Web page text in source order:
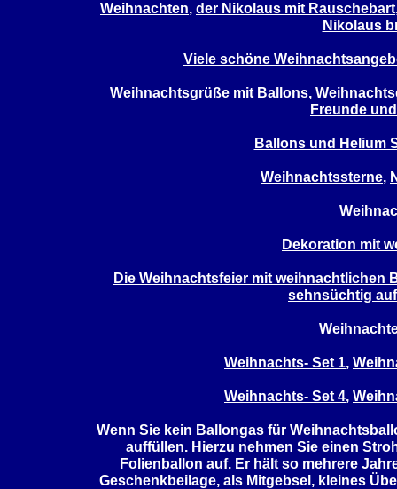
Weihnachten, der Nikolaus mit Rauschebart
Nikolaus
Viele schöne
Weihnachtsgrüße mit Ballons,
Freunde
Ballons und Helium
Weihnachtssterne,
Dekoration mit
Die Weihnachtsfeier mit weihnachtlichen
sehnsüchtig
Weihnachts- Set 1,
Weihnachts- Set 4,
Wenn Sie kein Ballongas für
auffüllen. Hierzu nehmen Sie einen
Folienballon auf. Er hält so mehrere
Geschenkbeilage, als Mitgebsel, kleines